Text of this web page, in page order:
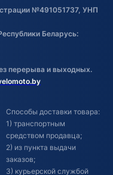
№491051737, УНП
Беларусь:
перерыва и выходных.
Способы доставки товара:
1) транспортным
средством продавца;
2) из пункта выдачи
заказов;
3) курьерской службой